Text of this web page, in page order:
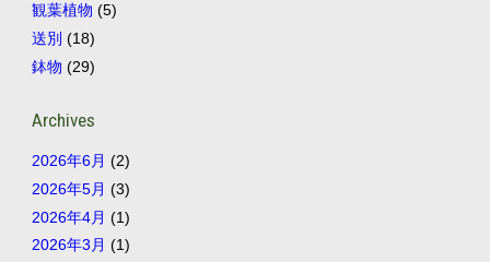
観葉植物 (5)
送別 (18)
鉢物 (29)
Archives
2026年6月 (2)
2026年5月 (3)
2026年4月 (1)
2026年3月 (1)